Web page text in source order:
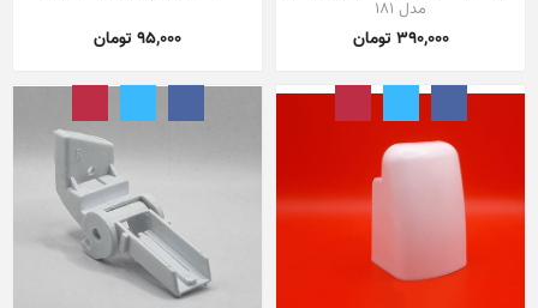
مدل ۱۸۱
390,000 تومان 95,000 تومان